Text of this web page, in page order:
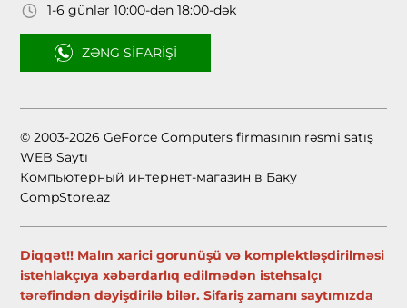
1-6 günlər 10:00-dən 18:00-dək
ZƏNG SIFARIŞI
© 2003-2026 GeForce Computers firmasının rəsmi satış
WEB Saytı
Компьютерный интернет-магазин в Баку
CompStore.az
Diqqət!! Malın xarici gorunüşü və komplektləşdirilməsi
istehlakçıya xəbərdarlıq edilmədən istehsalçı
tərəfindən dəyişdirilə bilər. Sifariş zamanı saytımızda